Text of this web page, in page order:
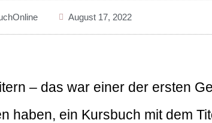
August 17, 2022
– das war einer der ersten
haben, ein Kursbuch mit dem